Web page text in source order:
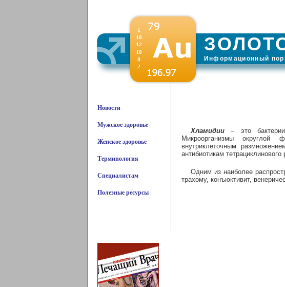
Информационный
Новости
Мужское здоровье
Женское здоровье
Терминология
Специалистам
Полезные ресурсы
Хламидии– это бактерии,
Микроорганизмы
внутриклеточным
антибиотикам тетрациклинового
Одним из наиболее
трахому, конъюктивит,